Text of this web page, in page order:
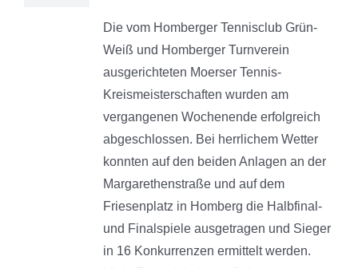
Die vom Homberger Tennisclub Grün-
Weiß und Homberger Turnverein
ausgerichteten Moerser Tennis-
Kreismeisterschaften wurden am
vergangenen Wochenende erfolgreich
abgeschlossen. Bei herrlichem Wetter
konnten auf den beiden Anlagen an der
Margarethenstraße und auf dem
Friesenplatz in Homberg die Halbfinal-
und Finalspiele ausgetragen und Sieger
in 16 Konkurrenzen ermittelt werden.